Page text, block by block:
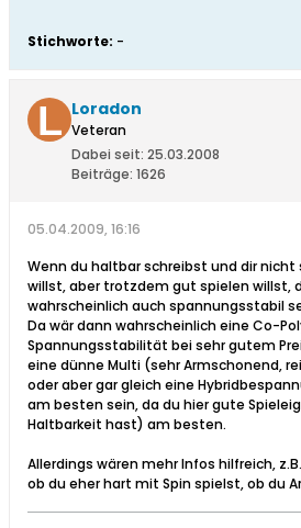
Stichworte: -
Loradon
Veteran
Dabei seit: 25.03.2008
Beiträge: 1626
05.04.2009, 16:16
Wenn du haltbar schreibst und dir
willst, aber trotzdem gut spielen willst,
wahrscheinlich auch spannungsstabil
Da wär dann wahrscheinlich eine Co-
Spannungsstabilität bei sehr gutem
eine dünne Multi (sehr Armschonend,
oder aber gar gleich eine
am besten sein, da du hier gute
Haltbarkeit hast) am besten.
Allerdings wären mehr Infos hilfreich,
ob du eher hart mit Spin spielst, ob du